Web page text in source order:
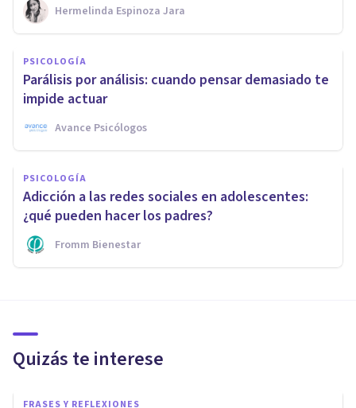
Hermelinda Espinoza Jara
PSICOLOGÍA
Parálisis por análisis: cuando pensar demasiado te
impide actuar
Avance Psicólogos
PSICOLOGÍA
Adicción a las redes sociales en adolescentes:
¿qué pueden hacer los padres?
Fromm Bienestar
Quizás te interese
FRASES Y REFLEXIONES